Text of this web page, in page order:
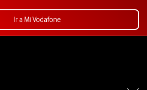
Ir a Mi Vodafone
sociales de Vodafone